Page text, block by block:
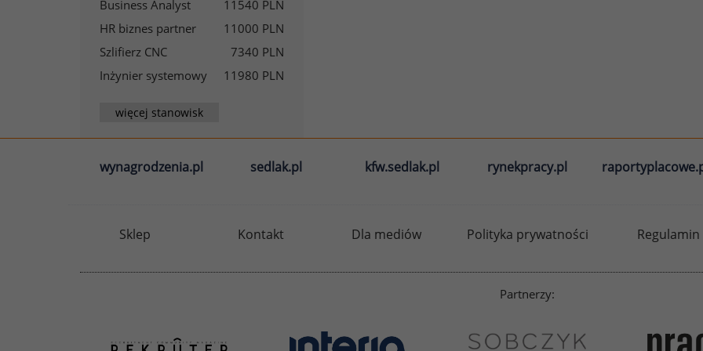
Business Analyst
11540 PLN
HR biznes partner
11000 PLN
Szlifierz CNC
7340 PLN
Inżynier systemowy
11980 PLN
więcej stanowisk
wynagrodzenia.pl sedlak.pl kfw.sedlak.pl rynekpracy.pl
Sklep Kontakt Dla mediów Polityka prywatności Regulamin
Partnerzy: